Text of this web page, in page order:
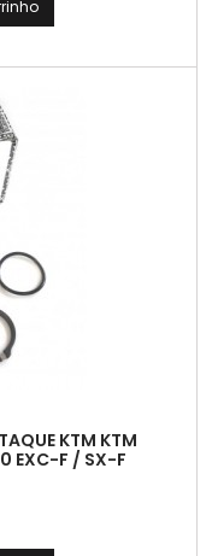
KTM KTM
F / SX-F